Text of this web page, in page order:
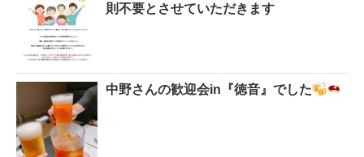
則不要とさせていただきます
中野さんの歓迎会in『徳音』でした